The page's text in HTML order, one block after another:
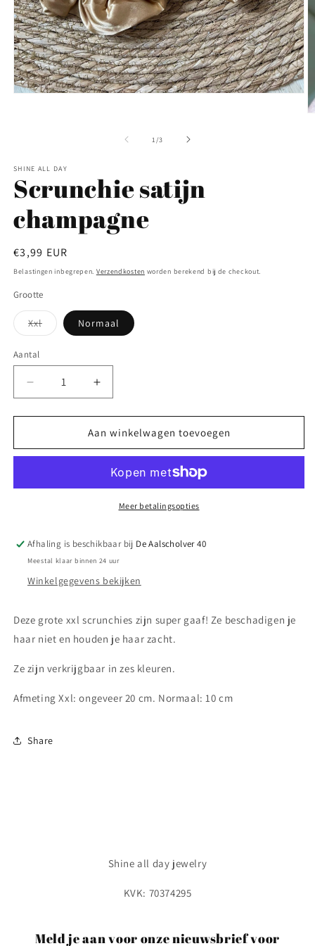
1/van
3
SHINE ALL DAY
Scrunchie satijn
champagne
Normale
prijs
€3,99 EUR
Belastingen inbegrepen. Verzendkosten worden berekend bij de checkout.
Grootte
XxlVariant
uitverkocht
Normaal
Aantal
Aantal
Aantal
verlagen
voor
satijn
Aantal
verhogen
voor
Scrunchie
satijn
Aan winkelwagen toevoegen
Meer betalingsopties
Afhaling is beschikbaar bij De Aalscholver 40
Meestal klaar binnen 24 uur
Winkelgegevens bekijken
Deze grote xxl scrunchies zijn super gaaf! Ze beschadigen je
haar niet en houden je haar zacht.
Ze zijn verkrijgbaar in zes kleuren.
Afmeting Xxl: ongeveer 20 cm. Normaal: 10 cm
Share
Shine all day jewelry
KVK: 70374295
Meld je aan voor onze nieuwsbrief voor